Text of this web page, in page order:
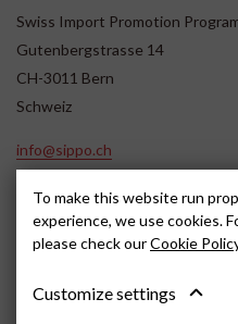
Swiss Import Promotion
Gutenbergstrasse 14
CH-3011 Bern
Schweiz
info@sippo.ch
SOCIAL MEDIA
To make this website run
experience, we use cookies.
please check ourCookie
Customize settings